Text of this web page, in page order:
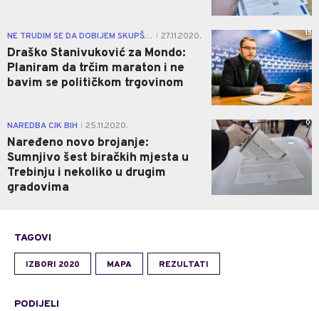
NE TRUDIM SE DA DOBIJEM SKUPŠTINSKU VEĆINU 27.11.2020.
Draško Stanivuković za Mondo:
Planiram da trčim maraton i ne
bavim se političkom trgovinom
15
NAREDBA CIK BIH 25.11.2020.
Naređeno novo brojanje:
Sumnjivo šest biračkih mjesta u
Trebinju i nekoliko u drugim
gradovima
0
TAGOVI
IZBORI 2020 MAPA REZULTATI
PODIJELI